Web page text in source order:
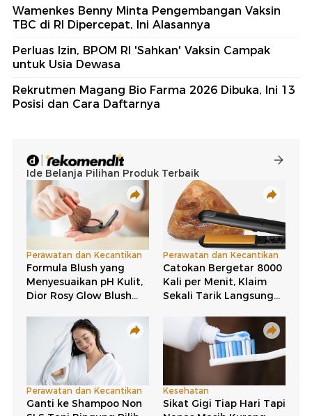
Wamenkes Benny Minta Pengembangan Vaksin
TBC di RI Dipercepat, Ini Alasannya
Perluas Izin, BPOM RI 'Sahkan' Vaksin Campak
untuk Usia Dewasa
Rekrutmen Magang Bio Farma 2026 Dibuka, Ini 13
Posisi dan Cara Daftarnya